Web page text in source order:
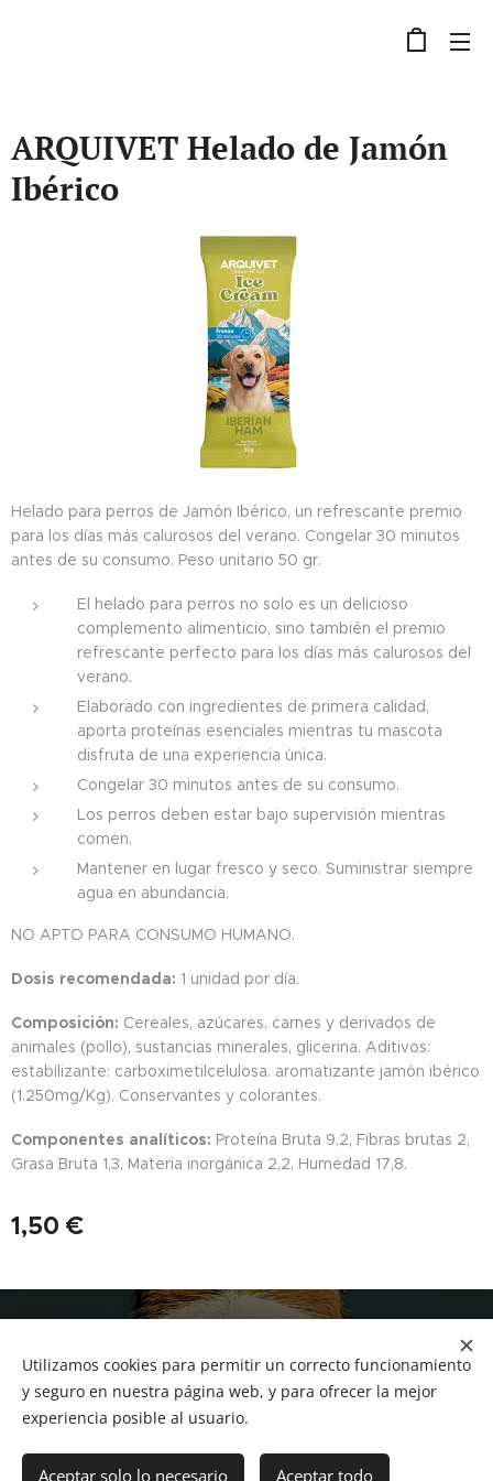
ARQUIVET Helado de Jamón
Ibérico
Helado para perros de Jamón Ibérico, un refrescante premio
para los días más calurosos del verano. Congelar 30 minutos
antes de su consumo. Peso unitario 50 gr.
El helado para perros no solo es un delicioso
complemento alimenticio, sino también el premio
refrescante perfecto para los días más calurosos del
verano.
Elaborado con ingredientes de primera calidad,
aporta proteínas esenciales mientras tu mascota
disfruta de una experiencia única.
Congelar 30 minutos antes de su consumo.
Los perros deben estar bajo supervisión mientras
comen.
Mantener en lugar fresco y seco. Suministrar siempre
agua en abundancia.
NO APTO PARA CONSUMO HUMANO.
Dosis recomendada: 1 unidad por día.
Composición: Cereales, azúcares, carnes y derivados de
animales (pollo), sustancias minerales, glicerina. Aditivos:
estabilizante: carboximetilcelulosa. aromatizante jamón ibérico
(1.250mg/Kg). Conservantes y colorantes.
Componentes analíticos: Proteína Bruta 9,2, Fibras brutas 2,
Grasa Bruta 1,3, Materia inorgánica 2,2, Humedad 17,8.
1,50 €
Añadir a la cesta
Tf.666351543
Utilizamos cookies para permitir un correcto funcionamiento
y seguro en nuestra página web, y para ofrecer la mejor
experiencia posible al usuario.
Aceptar solo lo necesario Aceptar todo